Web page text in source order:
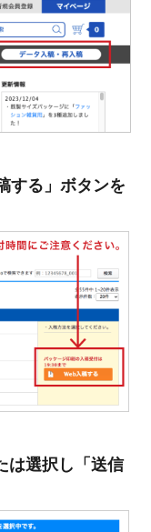
する」ボタンを
は選択し「送信